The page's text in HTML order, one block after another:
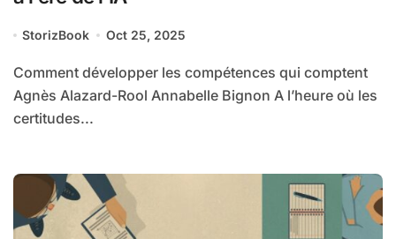
StorizBook Oct 25, 2025
Comment développer les compétences qui comptent
Agnès Alazard-Rool Annabelle Bignon A l’heure où les
certitudes...